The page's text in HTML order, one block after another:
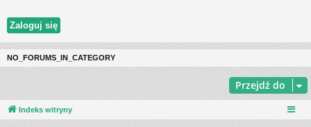
NO_FORUMS_IN_CATEGORY
Przejdź do
Indeks witryny